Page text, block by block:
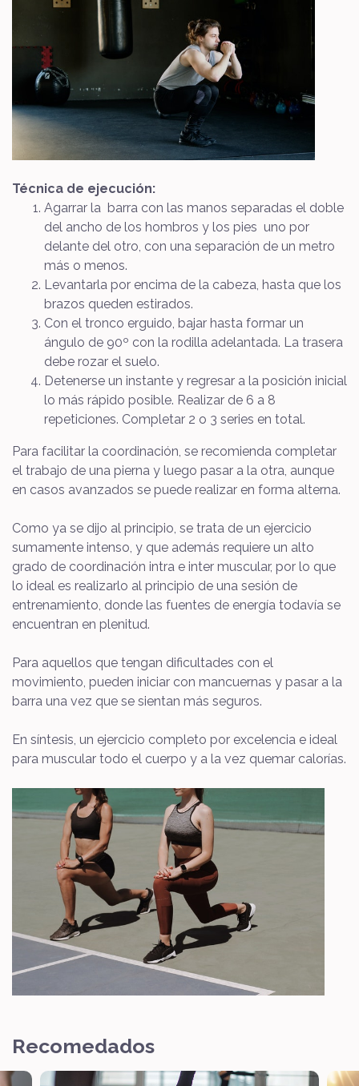
Técnica de ejecución:
Agarrar la barra con las manos separadas el doble
del ancho de los hombros y los pies uno por
delante del otro, con una separación de un metro
más o menos.
Levantarla por encima de la cabeza, hasta que los
brazos queden estirados.
Con el tronco erguido, bajar hasta formar un
ángulo de 90º con la rodilla adelantada. La trasera
debe rozar el suelo.
Detenerse un instante y regresar a la posición inicial
lo más rápido posible. Realizar de 6 a 8
repeticiones. Completar 2 o 3 series en total.
Para facilitar la coordinación, se recomienda completar
el trabajo de una pierna y luego pasar a la otra, aunque
en casos avanzados se puede realizar en forma alterna.
Como ya se dijo al principio, se trata de un ejercicio
sumamente intenso, y que además requiere un alto
grado de coordinación intra e inter muscular, por lo que
lo ideal es realizarlo al principio de una sesión de
entrenamiento, donde las fuentes de energía todavía se
encuentran en plenitud.
Para aquellos que tengan dificultades con el
movimiento, pueden iniciar con mancuernas y pasar a la
barra una vez que se sientan más seguros.
En síntesis, un ejercicio completo por excelencia e ideal
para muscular todo el cuerpo y a la vez quemar calorías.
Recomedados